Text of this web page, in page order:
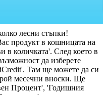
лесни стъпки!
продукт в кошницата на
в количката'. След което в
да изберете
Там ще можете да си
месечни вноски. Ще
Процент', 'Годишния